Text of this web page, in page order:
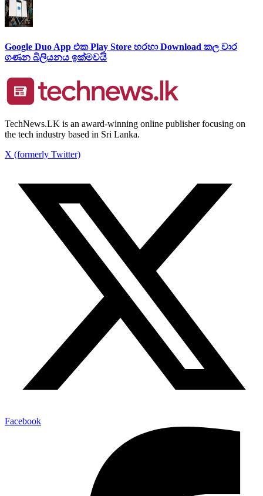
Google Duo App එක Play Store හරහා Download කල වාර
ගණන බිලියනය ඉක්මවයි
TechNews.LK is an award-winning online publisher focusing on
the tech industry based in Sri Lanka.
X (formerly Twitter)
Facebook